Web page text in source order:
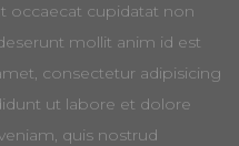
occaecat cupidatat non
mollit anim id est
consectetur adipisicing
ut labore et dolore
quis nostrud